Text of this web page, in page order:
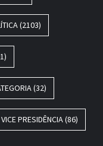
(2103)
(32)
VICE PRESIDÊNCIA(86)